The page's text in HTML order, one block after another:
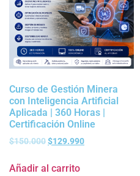
Curso de Gestión Minera
con Inteligencia Artificial
Aplicada | 360 Horas |
Certificación Online
$150.000$129.990
Añadir al carrito